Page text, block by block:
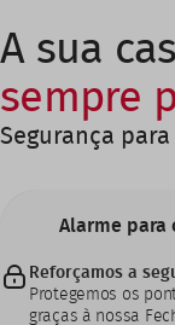
A sua
sempre
Segurança
Alarme para
Reforçamos a
Protegemos os
graças à nossa